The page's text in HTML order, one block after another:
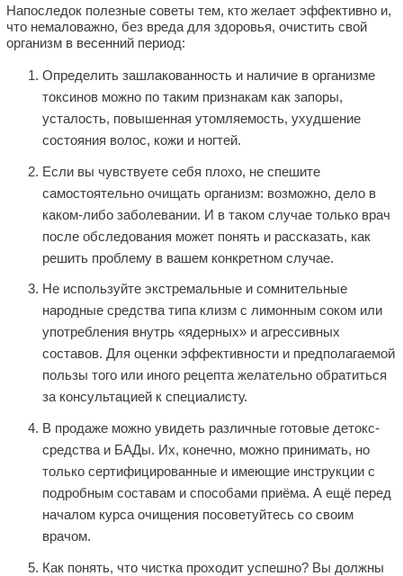
Напоследок полезные советы тем, кто желает эффективно и,
что немаловажно, без вреда для здоровья, очистить свой
организм в весенний период:
Определить зашлакованность и наличие в организме
токсинов можно по таким признакам как запоры,
усталость, повышенная утомляемость, ухудшение
состояния волос, кожи и ногтей.
Если вы чувствуете себя плохо, не спешите
самостоятельно очищать организм: возможно, дело в
каком-либо заболевании. И в таком случае только врач
после обследования может понять и рассказать, как
решить проблему в вашем конкретном случае.
Не используйте экстремальные и сомнительные
народные средства типа клизм с лимонным соком или
употребления внутрь «ядерных» и агрессивных
составов. Для оценки эффективности и предполагаемой
пользы того или иного рецепта желательно обратиться
за консультацией к специалисту.
В продаже можно увидеть различные готовые детокс-
средства и БАДы. Их, конечно, можно принимать, но
только сертифицированные и имеющие инструкции с
подробным составам и способами приёма. А ещё перед
началом курса очищения посоветуйтесь со своим
врачом.
Как понять, что чистка проходит успешно? Вы должны